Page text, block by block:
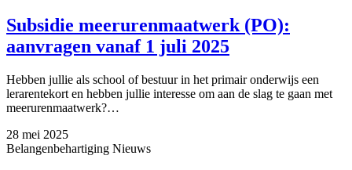
Subsidie meerurenmaatwerk (PO):
aanvragen vanaf 1 juli 2025
Hebben jullie als school of bestuur in het primair onderwijs een
lerarentekort en hebben jullie interesse om aan de slag te gaan met
meerurenmaatwerk?…
28 mei 2025
Belangenbehartiging Nieuws